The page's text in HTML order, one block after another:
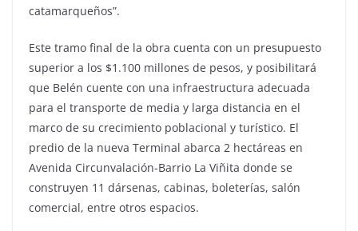
catamarqueños”.
Este tramo final de la obra cuenta con un presupuesto
superior a los $1.100 millones de pesos, y posibilitará
que Belén cuente con una infraestructura adecuada
para el transporte de media y larga distancia en el
marco de su crecimiento poblacional y turístico. El
predio de la nueva Terminal abarca 2 hectáreas en
Avenida Circunvalación-Barrio La Viñita donde se
construyen 11 dársenas, cabinas, boleterías, salón
comercial, entre otros espacios.